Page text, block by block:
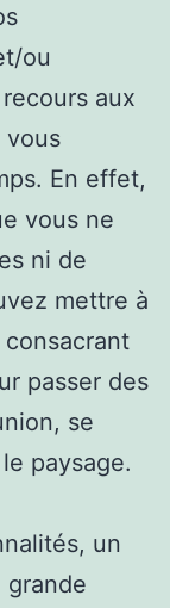
ou
aux
vous
En effet,
vous ne
ni de
mettre à
passer des
se
paysage.
un
grande